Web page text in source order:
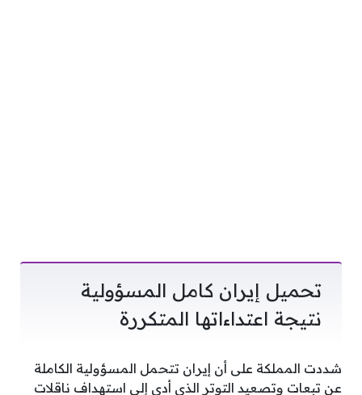
تحميل إيران كامل المسؤولية
نتيجة اعتداءاتها المتكررة
شددت المملكة على أن إيران تتحمل المسؤولية الكاملة
عن تبعات وتصعيد التوتر الذي أدى إلى استهداف ناقلات